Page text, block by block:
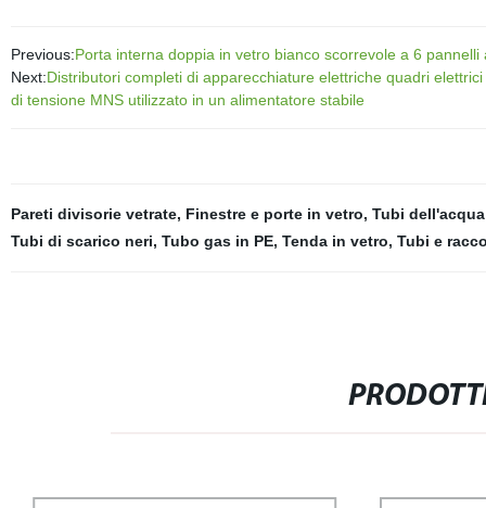
Previous:Porta interna doppia in vetro bianco scorrevole a 6 pannelli
Next:Distributori completi di apparecchiature elettriche quadri
di tensione MNS utilizzato in un alimentatore stabile
Pareti divisorie vetrate, Finestre e porte in vetro, Tubi
Tubi di scarico neri, Tubo gas in PE, Tenda in vetro, Tubi e